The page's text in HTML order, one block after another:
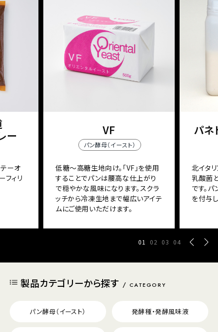
ー
ーオ
フィリ
VF
パン酵母（イースト）
低糖～高糖生地向け。「VF」を使用
することでパンは腰高な仕上がり
で穏やかな風味になります。スクラ
ッチから冷凍生地まで幅広いアイテ
ムにご使用いただけます。
パネ
北イタ
乳酸菌
です。
を付与
01 02 03 04
製品カテゴリーから探す CATEGORY
パン酵母（イースト） 発酵種・発酵風味液